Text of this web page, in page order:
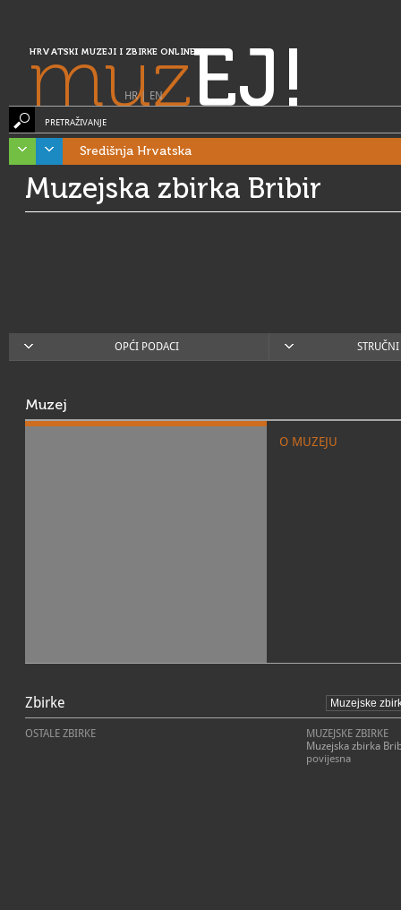
HRVATSKI MUZEJI I ZBIRKE ONLINE
muzEJ!
HR| EN
PRETRAŽIVANJE
Središnja Hrvatska
Muzejska zbirka Bribir
OPĆI PODACI
Muzej
O MUZEJU
Zbirke
OSTALE ZBIRKE
MUZEJSKE ZBIRKE
Muzejska zbirka
povijesna